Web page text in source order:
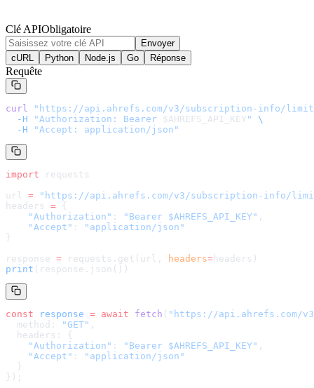
Clé APIObligatoire
Envoyer
cURL
Python Node.js Go Réponse
Requête
curl " https://api.ahrefs.com/v3/subscription-info/
  -H
"Authorization: Bearer $AHREFS_API_KEY "
\
  -H
"Accept: application/json"
import requests
url = " https://api.ahrefs.com/v3/subscription-info/
headers = {
    "Authorization"
: "Bearer $AHREFS_API_KEY" ,
    "Accept"
:
"application/json"
}
response = requests.get(url, headers= headers )
print (response.json())
const response = await fetch ( " https://api.ahrefs.com/
  method:
"GET" ,
  headers: {
    "Authorization"
: "Bearer $AHREFS_API_KEY" ,
    "Accept"
:
"application/json"
  }
});